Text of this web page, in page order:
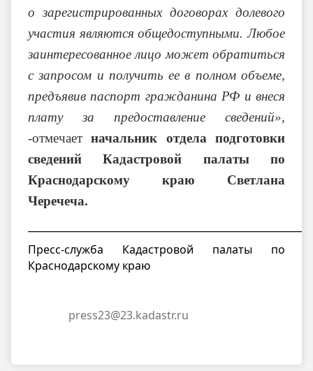
о зарегистрированных договорах долевого
участия являются общедоступными. Любое
заинтересованное лицо может обратиться
с запросом и получить ее в полном объеме,
предъявив паспорт гражданина РФ и внеся
плату за предоставление сведений»,
-отмечает начальник отдела подготовки
сведений Кадастровой палаты по
Краснодарскому краю Светлана
Черечеча.
Пресс-служба Кадастровой палаты по
Краснодарскому краю
press23@23.kadastr.ru